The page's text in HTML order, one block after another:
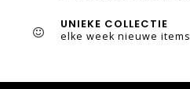
UNIEKE COLLECTIE
elke week nieuwe items